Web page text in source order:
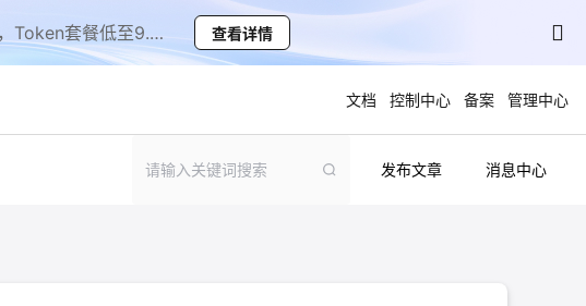
爆款云主机低至1.5折起，Token套餐低至9.9元/月起！ 查看详情
文档 控制中心 备案 管理中心
发布文章 消息中心